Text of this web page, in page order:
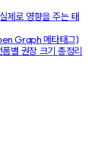
제로 영향을 주는 태
Graph 메타태그)
별 권장 크기 총정리